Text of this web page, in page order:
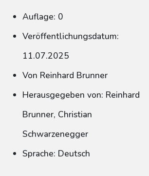
Auflage: 0
Veröffentlichungsdatum:
11.07.2025
Von Reinhard Brunner
Herausgegeben von: Reinhard
Brunner, Christian
Schwarzenegger
Sprache: Deutsch